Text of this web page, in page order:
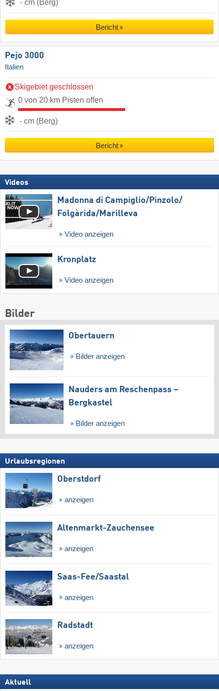
- cm (Berg)
Bericht
Pejo 3000
Italien
Skigebiet geschlossen
0 von 20 km Pisten offen
- cm (Berg)
Bericht
Videos
Madonna di Campiglio/​Pinzolo/​
Folgàrida/​Marilleva
Video anzeigen
Kronplatz
Video anzeigen
Bilder
Obertauern
Bilder anzeigen
Nauders am Reschenpass –
Bergkastel
Bilder anzeigen
Urlaubsregionen
Oberstdorf
anzeigen
Altenmarkt-Zauchensee
anzeigen
Saas-Fee/​Saastal
anzeigen
Radstadt
anzeigen
Aktuell